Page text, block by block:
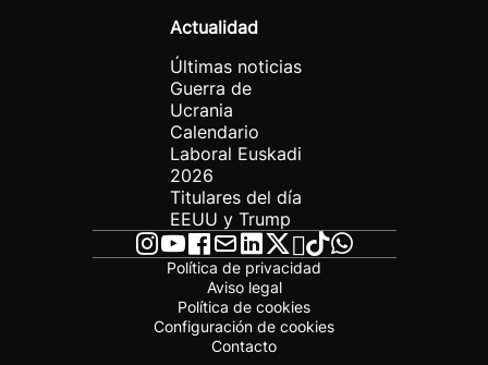
Actualidad
Últimas noticias
Guerra de
Ucrania
Calendario
Laboral Euskadi
2026
Titulares del día
EEUU y Trump
Política de privacidad
Aviso legal
Política de cookies
Configuración de cookies
Contacto